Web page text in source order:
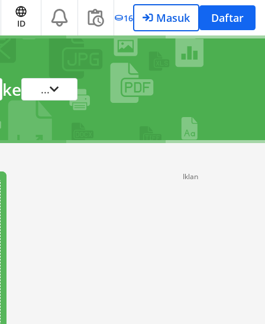
ID 16 Masuk Daftar
ke ...
Iklan